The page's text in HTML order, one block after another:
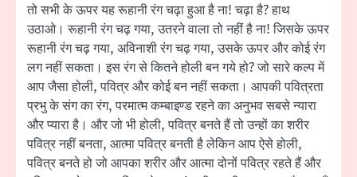
तो सभी के ऊपर यह रूहानी रंग चढ़ा हुआ है ना! चढ़ा है? हाथ
उठाओ। रूहानी रंग चढ़ गया, उतरने वाला तो नहीं है ना! जिसके ऊपर
रूहानी रंग चढ़ गया, अविनाशी रंग चढ़ गया, उसके ऊपर और कोई रंग
लग नहीं सकता। इस रंग से कितने होली बन गये हो? जो सारे कल्प में
आप जैसा होली, पवित्र और कोई बन नहीं सकता। आपकी पवित्रता
प्रभु के संग का रंग, परमात्म कम्बाइण्ड रहने का अनुभव सबसे न्यारा
और प्यारा है। और जो भी होली, पवित्र बनते हैं तो उन्हों का शरीर
पवित्र नहीं बनता, आत्मा पवित्र बनती है लेकिन आप ऐसे होली,
पवित्र बनते हो जो आपका शरीर और आत्मा दोनों पवित्र रहते हैं और